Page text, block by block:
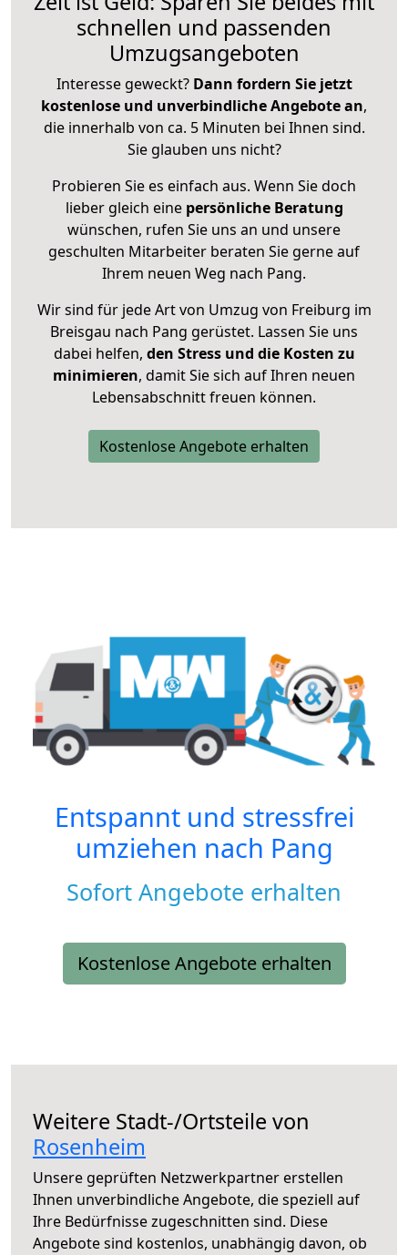
schnellen und passenden
Umzugsangeboten
Interesse geweckt? Dann fordern Sie jetzt
kostenlose und unverbindliche Angebote an,
die innerhalb von ca. 5 Minuten bei Ihnen sind.
Sie glauben uns nicht?
Probieren Sie es einfach aus. Wenn Sie doch
lieber gleich eine persönliche Beratung
wünschen, rufen Sie uns an und unsere
geschulten Mitarbeiter beraten Sie gerne auf
Ihrem neuen Weg nach Pang.
Wir sind für jede Art von Umzug von Freiburg im
Breisgau nach Pang gerüstet. Lassen Sie uns
dabei helfen, den Stress und die Kosten zu
minimieren, damit Sie sich auf Ihren neuen
Lebensabschnitt freuen können.
Kostenlose Angebote erhalten
Entspannt und stressfrei
umziehen nach Pang
Sofort Angebote erhalten
Kostenlose Angebote erhalten
Weitere Stadt-/Ortsteile von
Rosenheim
Unsere geprüften Netzwerkpartner erstellen
Ihnen unverbindliche Angebote, die speziell auf
Ihre Bedürfnisse zugeschnitten sind. Diese
Angebote sind kostenlos, unabhängig davon, ob